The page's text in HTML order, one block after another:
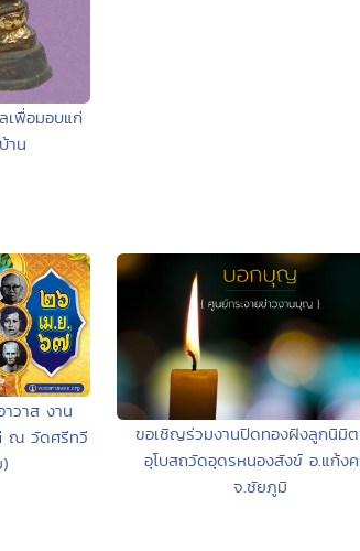
เพื่อมอบแก่
าน
วาส งาน
ณ วัดศรีทวี
ขอเชิญร่วมงานปิดทองฝังลูกนิมิต
อุโบสถวัดอุดรหนองสังข์ อ.แก้ง
จ.ชัยภูมิ